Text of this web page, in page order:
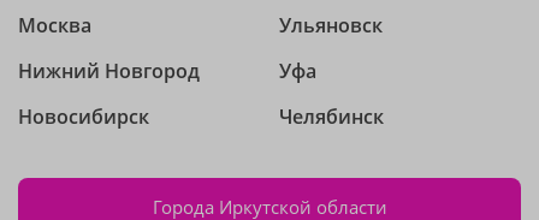
Москва
Нижний Новгород
Новосибирск
Ульяновск
Уфа
Челябинск
Города Иркутской области